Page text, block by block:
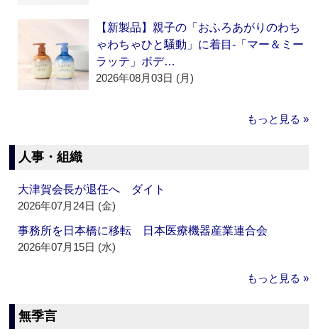
【新製品】親子の「おふろあがりのわち
ゃわちゃひと騒動」に着目‐「マー＆ミー
ラッテ」ボデ…
2026年08月03日 (月)
もっと見る »
人事・組織
大津賀会長が退任へ ダイト
2026年07月24日 (金)
事務所を日本橋に移転 日本医療機器産業連合会
2026年07月15日 (水)
もっと見る »
無季言